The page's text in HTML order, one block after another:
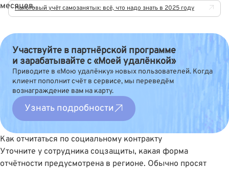
месяцев.
Налоговый учёт самозанятых: всё, что надо знать в 2025 году
Участвуйте в партнёрской программе
и зарабатывайте с «Моей удалёнкой»
Приводите в «Мою удалёнку» новых пользователей. Когда
клиент пополнит счёт в сервисе, мы переведём
вознаграждение вам на карту.
Узнать подробности
Как отчитаться по социальному контракту
Уточните у сотрудника соцзащиты, какая форма
отчётности предусмотрена в регионе. Обычно просят